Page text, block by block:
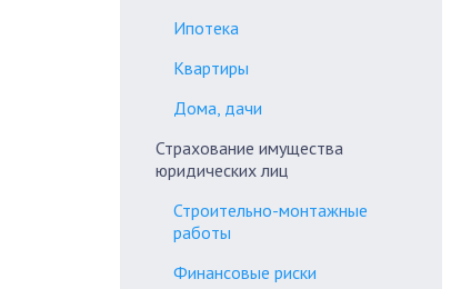
Ипотека
Квартиры
Дома, дачи
Страхование имущества
юридических лиц
Строительно-монтажные
работы
Финансовые риски